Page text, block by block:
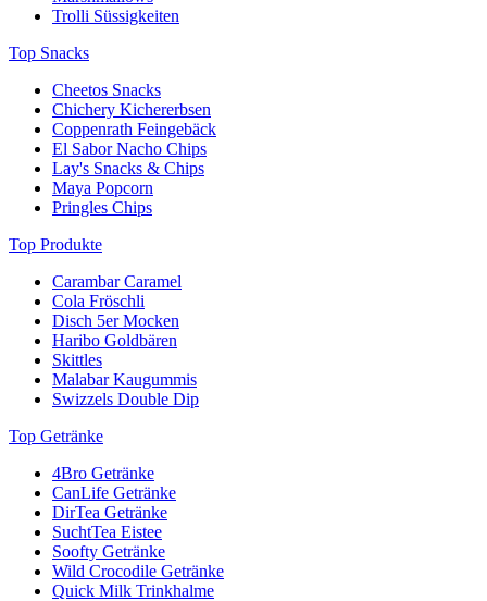
Benedetto bei Sweets.ch entdecken und geniessen!
Trolli Süssigkeiten
Top Snacks
Cheetos Snacks
Chichery Kichererbsen
Coppenrath Feingebäck
El Sabor Nacho Chips
Lay's Snacks & Chips
Maya Popcorn
Pringles Chips
Top Produkte
Carambar Caramel
Cola Fröschli
Disch 5er Mocken
Haribo Goldbären
Skittles
Malabar Kaugummis
Swizzels Double Dip
Top Getränke
4Bro Getränke
CanLife Getränke
DirTea Getränke
SuchtTea Eistee
Soofty Getränke
Wild Crocodile Getränke
Quick Milk Trinkhalme